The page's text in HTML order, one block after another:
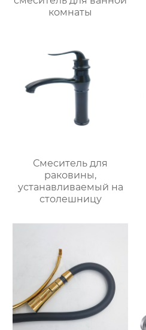
комнаты
Смеситель для
раковины,
устанавливаемый на
столешницу